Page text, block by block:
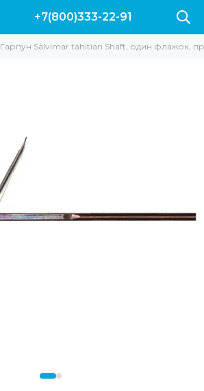
+7(800)333-22-91
Гарпун Salvimar tahitian Shaft, один флажок,